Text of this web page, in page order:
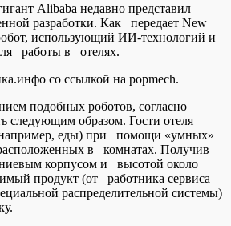
Alibaba недавно представил
разработки. Как передает New
использующий ИИ-технологий и
работы в отелях.
со ссылкой на popmech.
подобных роботов, согласно
следующим образом. Гости отеля
(например, еды) при помощи «умных»
в комнатах. Получив
корпусом и высотой около
продукт (от работника сервиса
распределительной системы)